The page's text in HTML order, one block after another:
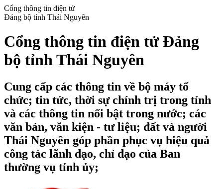
Cổng thông tin điện tử
Đảng bộ tỉnh Thái Nguyên
Cổng thông tin điện tử Đảng
bộ tỉnh Thái Nguyên
Cung cấp các thông tin về bộ máy tổ
chức; tin tức, thời sự chính trị trong tỉnh
và các thông tin nổi bật trong nước; các
văn bản, văn kiện - tư liệu; đất và người
Thái Nguyên góp phần phục vụ hiệu quả
công tác lãnh đạo, chỉ đạo của Ban
thường vụ tỉnh ủy;